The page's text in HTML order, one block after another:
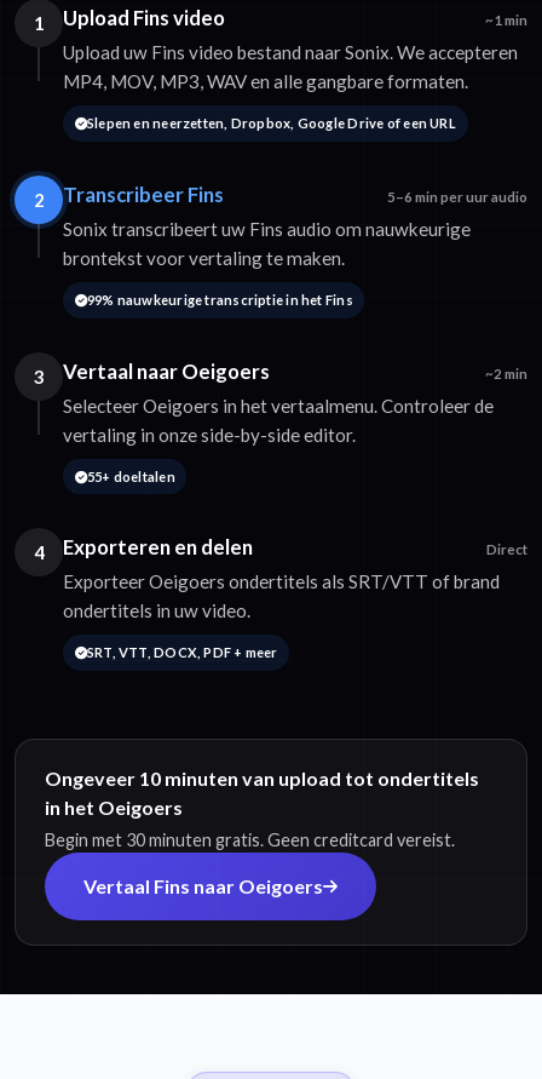
1 Upload Fins video ~1 min
Upload uw Fins video bestand naar Sonix. We accepteren
MP4, MOV, MP3, WAV en alle gangbare formaten.
Slepen en neerzetten, Dropbox, Google Drive of een URL
2 Transcribeer Fins 5–6 min per uur audio
Sonix transcribeert uw Fins audio om nauwkeurige
brontekst voor vertaling te maken.
99% nauwkeurige transcriptie in het Fins
3 Vertaal naar Oeigoers ~2 min
Selecteer Oeigoers in het vertaalmenu. Controleer de
vertaling in onze side-by-side editor.
55+ doeltalen
4 Exporteren en delen Direct
Exporteer Oeigoers ondertitels als SRT/VTT of brand
ondertitels in uw video.
SRT, VTT, DOCX, PDF + meer
Ongeveer 10 minuten van upload tot ondertitels
in het Oeigoers
Begin met 30 minuten gratis. Geen creditcard vereist.
Vertaal Fins naar Oeigoers